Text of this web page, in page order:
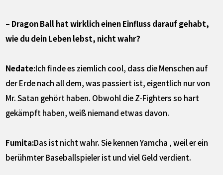
– Dragon Ball hat wirklich einen Einfluss darauf gehabt,
wie du dein Leben lebst, nicht wahr?
Nedate:Ich finde es ziemlich cool, dass die Menschen auf
der Erde nach all dem, was passiert ist, eigentlich nur von
Mr. Satan gehört haben. Obwohl die Z-Fighters so hart
gekämpft haben, weiß niemand etwas davon.
Fumita:Das ist nicht wahr. Sie kennen Yamcha , weil er ein
berühmter Baseballspieler ist und viel Geld verdient.